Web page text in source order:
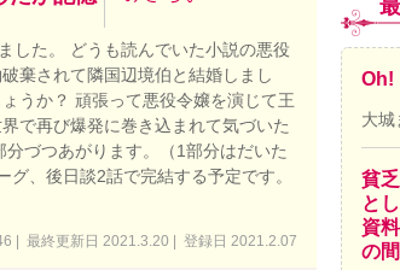
した。 どうも読んでいた小説の悪役
棄されて隣国辺境伯と結婚しまし
うか？ 頑張って悪役令嬢を演じて王
で再び爆発に巻き込まれて気づいた
づつあがります。（1部分はだいた
、後日談2話で完結する予定です。
| 最終更新日 2021.3.20 | 登録日 2021.2.07
Oh!
大城
貧
と
資
の